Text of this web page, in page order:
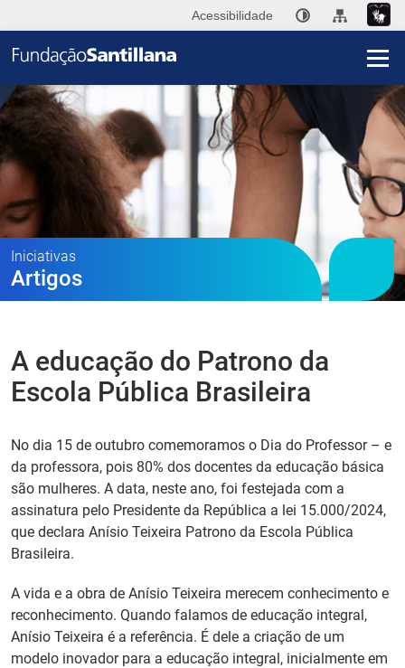
Acessibilidade
A
Iniciativas
Artigos
A educação do Patrono da
Escola Pública Brasileira
No dia 15 de outubro comemoramos o Dia do Professor – e
da professora, pois 80% dos docentes da educação básica
são mulheres. A data, neste ano, foi festejada com a
assinatura pelo Presidente da República a lei 15.000/2024,
que declara Anísio Teixeira Patrono da Escola Pública
Brasileira.
A vida e a obra de Anísio Teixeira merecem conhecimento e
reconhecimento. Quando falamos de educação integral,
Anísio Teixeira é a referência. É dele a criação de um
modelo inovador para a educação integral, inicialmente em